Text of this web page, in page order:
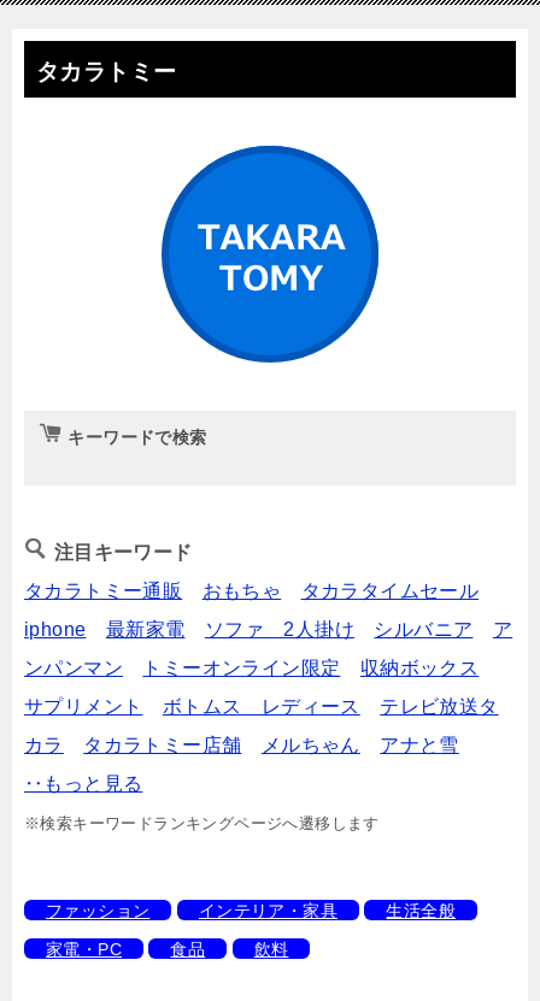
タカラトミー
キーワードで検索
注目キーワード
タカラトミー通販
おもちゃ
タカラタイムセール
iphone
最新家電 ソファ 2人掛け シルバニア
ア
ンパンマン
トミーオンライン限定
収納ボックス
サプリメント
ボトムス レディース
テレビ放送タ
カラ
タカラトミー店舗 メルちゃん
アナと雪
‥もっと見る
※検索キーワードランキングページへ遷移します
ファッション インテリア・家具
生活全般
家電・PC
食品 飲料